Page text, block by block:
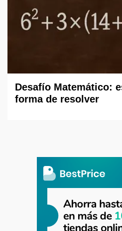
Desafío Matemático:
forma de resolver